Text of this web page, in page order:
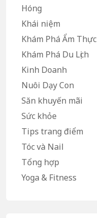
Hóng
Khái niệm
Khám Phá Ẩm Thực
Khám Phá Du Lịch
Kinh Doanh
Nuôi Dạy Con
Săn khuyến mãi
Sức khỏe
Tips trang điểm
Tóc và Nail
Tổng hợp
Yoga & Fitness